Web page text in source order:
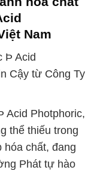
Nam
Þ Acid
Cậy từ Công Ty
Acid Photphoric,
thể thiếu trong
hóa chất, đang
Phát tự hào